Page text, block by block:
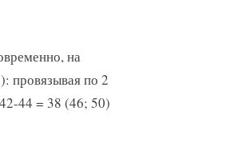
на
провязывая по 2
44 = 38 (46; 50)